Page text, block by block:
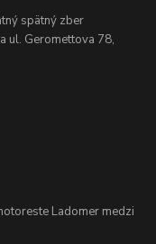
spätný zber
ul. Geromettova 78,
Ladomer medzi